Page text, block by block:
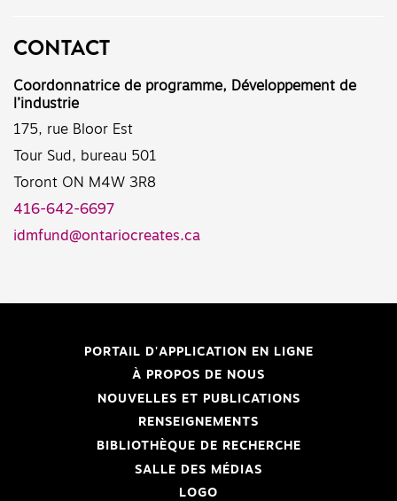
CONTACT
Coordonnatrice de programme, Développement de
l’industrie
175, rue Bloor Est
Tour Sud, bureau 501
Toront ON M4W 3R8
416-642-6697
idmfund@ontariocreates.ca
PORTAIL D'APPLICATION EN LIGNE
À PROPOS DE NOUS
NOUVELLES ET PUBLICATIONS
RENSEIGNEMENTS
BIBLIOTHÈQUE DE RECHERCHE
SALLE DES MÉDIAS
LOGO